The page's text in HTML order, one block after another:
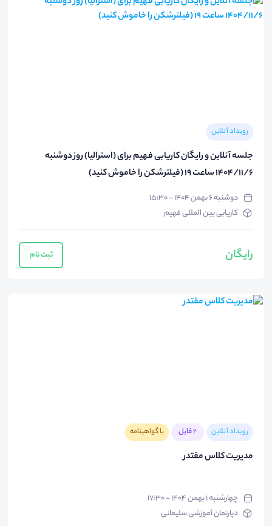
رویداد آنلاین
جلسه آنلاین و رایگان کاریابی فهیم برای (استرالیا) روز دوشنبه
1404/11/6 ساعت 19 (فیلترشکن را خاموش کنید)
دوشنبه ۶ بهمن ۱۴۰۴ - ۱۵:۳۰
کاریابی بین المللی فهیم
رایگان ثبت نام
رویداد آنلاین 2 فایل با گواهینامه
مدیریت کلاس مقتدر
چهارشنبه ۱ بهمن ۱۴۰۴ - ۱۷:۳۰
دپارتمان آموزشی سلیمانی